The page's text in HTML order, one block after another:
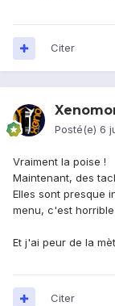
Citer
Posté(e) 6
Vraiment la poise !
Maintenant, des
Elles sont presque
menu, c'est horrible
Et j'ai peur de la
Citer